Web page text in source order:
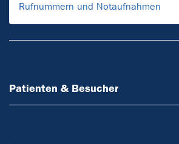
Rufnummern und Notaufnahmen
Patienten & Besucher